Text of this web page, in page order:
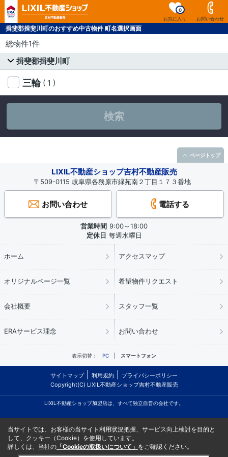
お気に入り
0
お問い合わせ
揖斐郡揖斐川町のおすすめ中古物件 町名選択画面
総物件1件
揖斐郡揖斐川町
三輪 ( 1 )
検索
LIXIL不動産ショップ吉村不動産販売
〒509-0115 岐阜県各務原市緑苑南２丁目１７３番地
お問い合わせ 電話する
営業時間 9:00～18:00
定休日 毎週水曜日
ホーム アクセスマップ
オリジナルページ一覧 希望物件リクエスト
会社概要 スタッフ一覧
ERAサービス理念 お問い合わせ
表示切替： PC スマートフォン
サイトマップ 利用規約
プライバシーポリシー
Copyright(C) LIXIL不動産ショップ吉村不動産販売
LIXIL不動産ショップ加盟店は、すべて独立自営の会社です。
ページトップ
当サイトでは、お客様の当サイト利用状況把握、サービス向上検討を目的と
して、クッキー（Cookie）を使用しています。
詳しくは、当社の 「Cookieの取扱いについて」 をご確認ください。